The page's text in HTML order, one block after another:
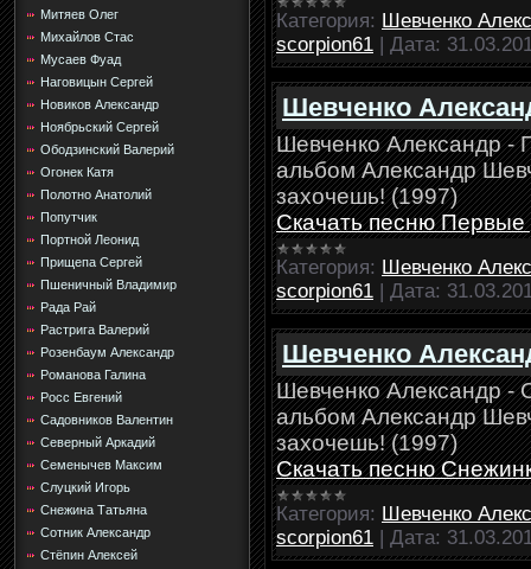
Митяев Олег
Михайлов Стас
Мусаев Фуад
Наговицын Сергей
Новиков Александр
Ноябрьский Сергей
Ободзинский Валерий
Огонек Катя
Полотно Анатолий
Попутчик
Портной Леонид
Прищепа Сергей
Пшеничный Владимир
Рада Рай
Растрига Валерий
Розенбаум Александр
Романова Галина
Росс Евгений
Садовников Валентин
Северный Аркадий
Семенычев Максим
Слуцкий Игорь
Снежина Татьяна
Сотник Александр
Стёпин Алексей
Категория: Шевченко
scorpion61 | Дата:
Шевченко
Шевченко Александр -
альбом Александр
захочешь! (1997)
Скачать песню Первые
Категория: Шевченко
scorpion61 | Дата:
Шевченко
Шевченко Александр -
альбом Александр
захочешь! (1997)
Скачать песню
Категория: Шевченко
scorpion61 | Дата: